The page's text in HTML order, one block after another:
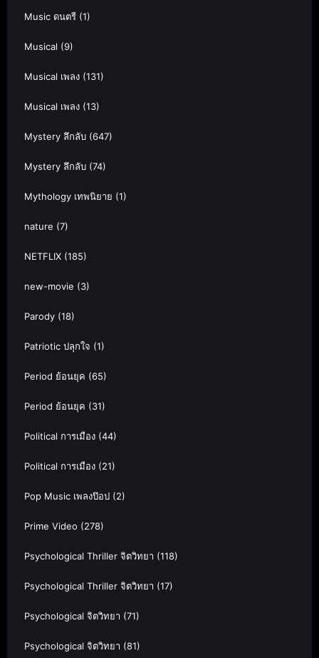
Music ดนตรี (1)
Musical (9)
Musical เพลง (131)
Musical เพลง (13)
Mystery ลึกลับ (647)
Mystery ลึกลับ (74)
Mythology เทพนิยาย (1)
nature (7)
NETFLIX (185)
new-movie (3)
Parody (18)
Patriotic ปลุกใจ (1)
Period ย้อนยุค (65)
Period ย้อนยุค (31)
Political การเมือง (44)
Political การเมือง (21)
Pop Music เพลงป๊อป (2)
Prime Video (278)
Psychological Thriller จิตวิทยา (118)
Psychological Thriller จิตวิทยา (17)
Psychological จิตวิทยา (71)
Psychological จิตวิทยา (81)